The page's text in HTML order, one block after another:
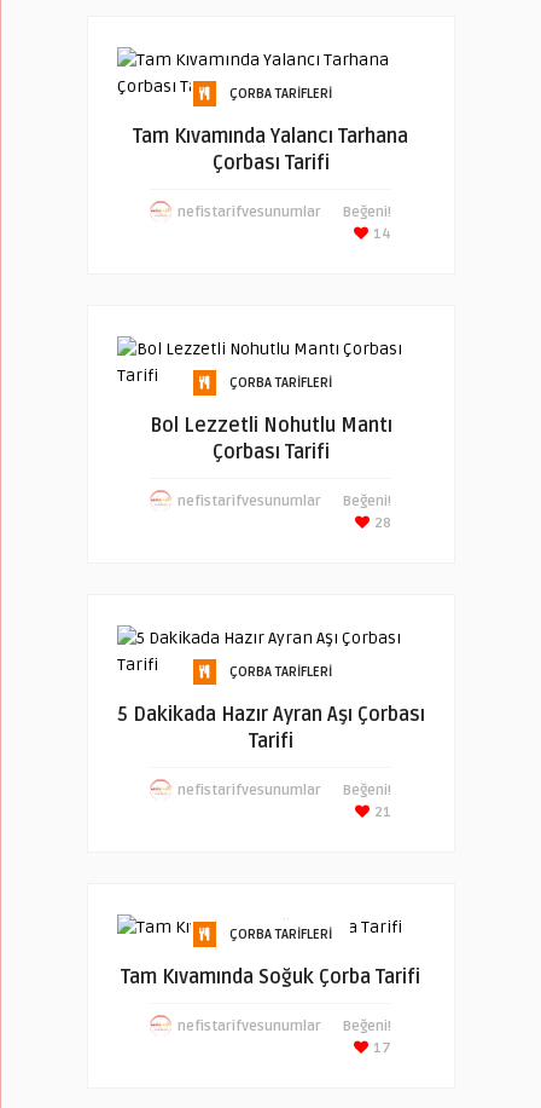
ÇORBA TARIFLERI
Tam Kıvamında Yalancı Tarhana
Çorbası Tarifi
nefistarifvesunumlar
Beğeni!
14
ÇORBA TARIFLERI
Bol Lezzetli Nohutlu Mantı
Çorbası Tarifi
nefistarifvesunumlar
Beğeni!
28
ÇORBA TARIFLERI
5 Dakikada Hazır Ayran Aşı Çorbası
Tarifi
nefistarifvesunumlar
Beğeni!
21
ÇORBA TARIFLERI
Tam Kıvamında Soğuk Çorba Tarifi
nefistarifvesunumlar
Beğeni!
17